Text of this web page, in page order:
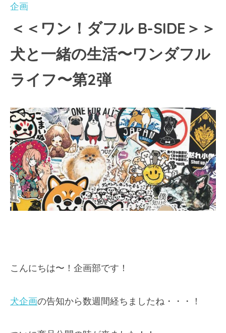
企画
＜＜ワン！ダフル B-SIDE＞＞
犬と一緒の生活〜ワンダフル
ライフ〜第2弾
こんにちは〜！企画部です！
犬企画の告知から数週間経ちましたね・・・！